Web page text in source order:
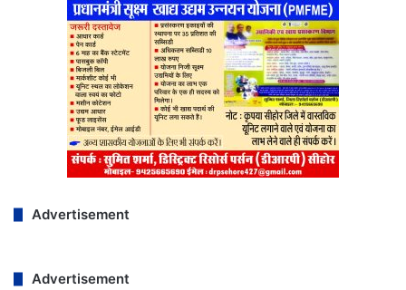
Advertisement
Advertisement